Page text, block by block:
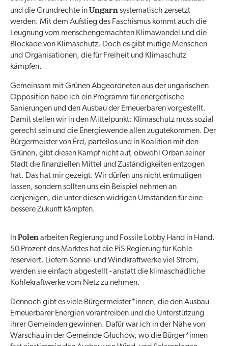
und die Grundrechte inUngarnsystematisch zersetzt
werden. Mit dem Aufstieg des Faschismus kommt auch die
Leugnung vom menschengemachten Klimawandel und die
Blockade von Klimaschutz. Doch es gibt mutige Menschen
und Organisationen, die für Freiheit und Klimaschutz
kämpfen.
Gemeinsam mit Grünen Abgeordneten aus der ungarischen
Opposition habe ich ein Programm für energetische
Sanierungen und den Ausbau der Erneuerbaren vorgestellt.
Damit stellen wir in den Mittelpunkt: Klimaschutz muss sozial
gerecht sein und die Energiewende allen zugutekommen. Der
Bürgermeister von Érd, parteilos und in Koalition mit den
Grünen, gibt diesen Kampf nicht auf, obwohl Orban seiner
Stadt die finanziellen Mittel und Zuständigkeiten entzogen
hat. Das hat mir gezeigt: Wir dürfen uns nicht entmutigen
lassen, sondern sollten uns ein Beispiel nehmen an
denjenigen, die unter diesen widrigen Umständen für eine
bessere Zukunft kämpfen.
InPolenarbeiten Regierung und Fossile Lobby Hand in Hand.
50 Prozent des Marktes hat die PiS-Regierung für Kohle
reserviert. Liefern Sonne- und Windkraftwerke viel Strom,
werden sie einfach abgestellt - anstatt die klimaschädliche
Kohlekraftwerke vom Netz zu nehmen.
Dennoch gibt es viele Bürgermeister*innen, die den Ausbau
Erneuerbarer Energien vorantreiben und die Unterstützung
ihrer Gemeinden gewinnen. Dafür war ich in der Nähe von
Warschau in der Gemeinde Głuchów, wo die Bürger*innen